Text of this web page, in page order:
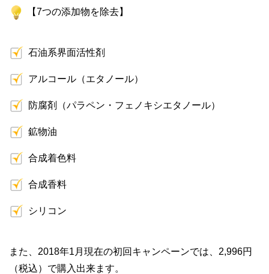
【7つの添加物を除去】
石油系界面活性剤
アルコール（エタノール）
防腐剤（パラペン・フェノキシエタノール）
鉱物油
合成着色料
合成香料
シリコン
また、2018年1月現在の初回キャンペーンでは、2,996円
（税込）で購入出来ます。